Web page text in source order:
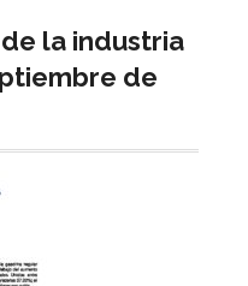
la industria
de